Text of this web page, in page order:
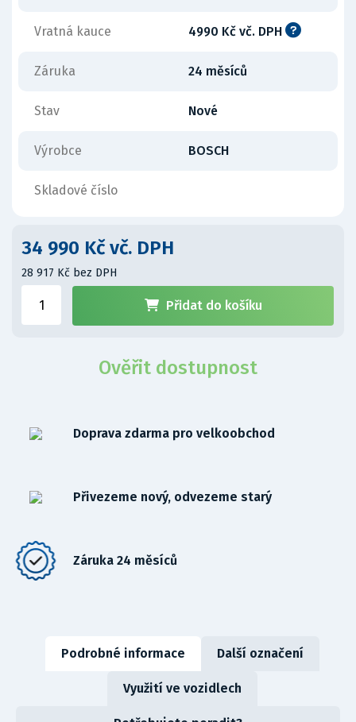
Vratná kauce 4990 Kč vč. DPH
Záruka 24 měsíců
Stav Nové
Výrobce BOSCH
Skladové číslo
34 990 Kč vč. DPH
28 917 Kč bez DPH
Přidat do košíku
Ověřit dostupnost
Doprava zdarma pro velkoobchod
Přivezeme nový, odvezeme starý
Záruka 24 měsíců
Podrobné informace Další označení
Využití ve vozidlech